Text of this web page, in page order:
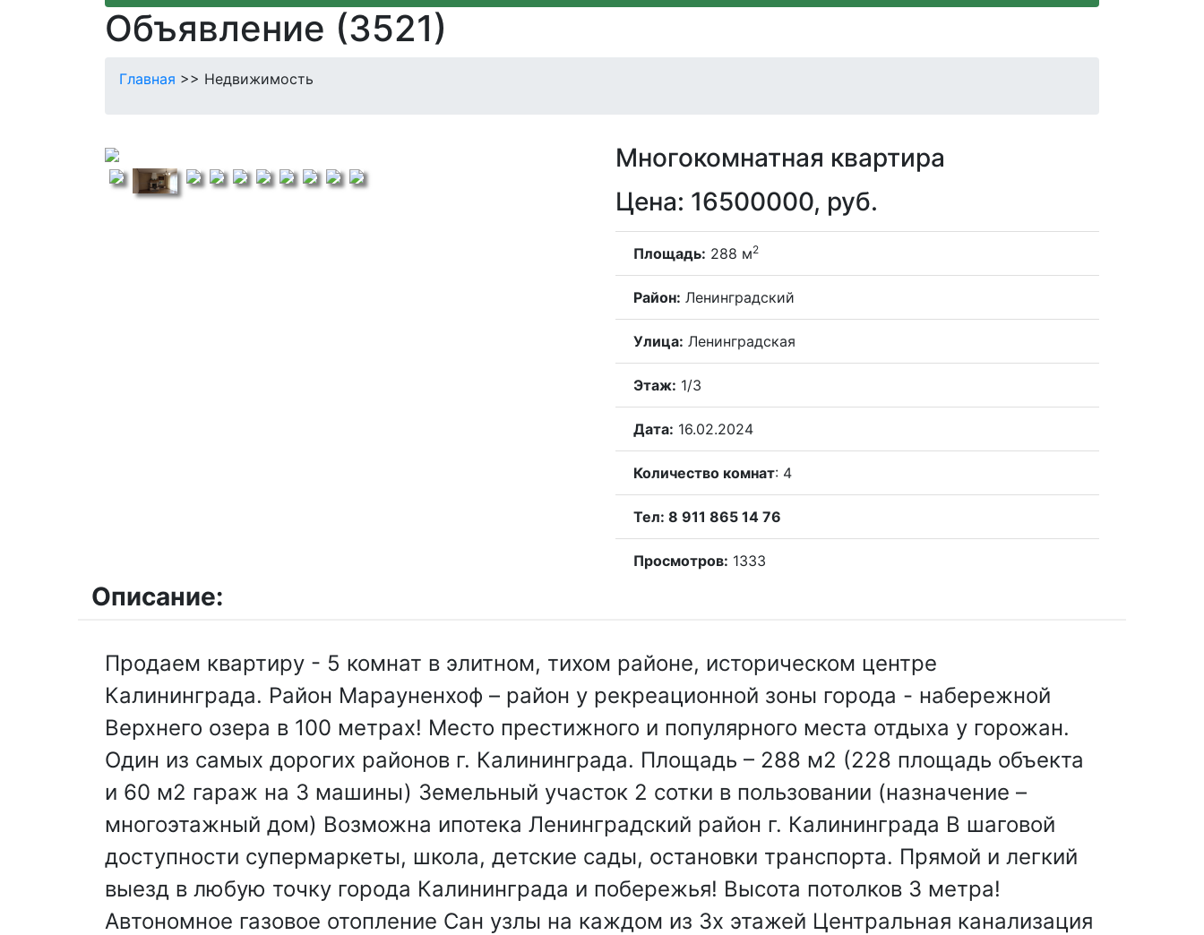
Объявление (3521)
Главная >> Недвижимость
Многокомнатная квартира
Цена: 16500000, руб.
Площадь: 288 м2
Район: Ленинградский
Улица: Ленинградская
Этаж: 1/3
Дата: 16.02.2024
Количество комнат: 4
Тел: 8 911 865 14 76
Просмотров: 1333
Описание:
Продаем квартиру - 5 комнат в элитном, тихом районе, историческом центре
Калининграда. Район Марауненхоф – район у рекреационной зоны города - набережной
Верхнего озера в 100 метрах! Место престижного и популярного места отдыха у горожан.
Один из самых дорогих районов г. Калининграда. Площадь – 288 м2 (228 площадь объекта
и 60 м2 гараж на 3 машины) Земельный участок 2 сотки в пользовании (назначение –
многоэтажный дом) Возможна ипотека Ленинградский район г. Калининграда В шаговой
доступности супермаркеты, школа, детские сады, остановки транспорта. Прямой и легкий
выезд в любую точку города Калининграда и побережья! Высота потолков 3 метра!
Автономное газовое отопление Сан узлы на каждом из 3х этажей Центральная канализация